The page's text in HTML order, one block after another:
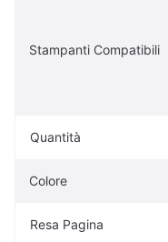
Stampanti Compatibili
Quantità
Colore
Resa Pagina